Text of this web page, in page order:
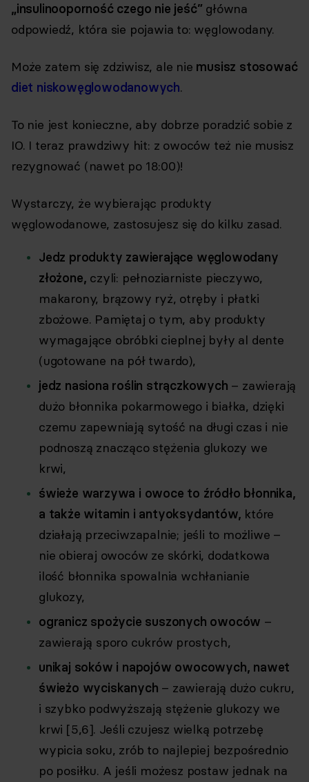
„insulinooporność czego nie jeść”główna
odpowiedź, która sie pojawia to: węglowodany.
Może zatem się zdziwisz, ale nie musisz stosować
diet niskowęglowodanowych.
To nie jest konieczne, aby dobrze poradzić sobie z
IO. I teraz prawdziwy hit: z owoców też nie musisz
rezygnować (nawet po 18:00)!
Wystarczy, że wybierając produkty
węglowodanowe, zastosujesz się do kilku zasad.
Jedz produkty zawierające węglowodany
złożone, czyli: pełnoziarniste pieczywo,
makarony, brązowy ryż, otręby i płatki
zbożowe. Pamiętaj o tym, aby produkty
wymagające obróbki cieplnej były al dente
(ugotowane na pół twardo),
jedz nasiona roślin strączkowych – zawierają
dużo błonnika pokarmowego i białka, dzięki
czemu zapewniają sytość na długi czas i nie
podnoszą znacząco stężenia glukozy we
krwi,
świeże warzywa i owoce to źródło błonnika,
a także witamin i antyoksydantów, które
działają przeciwzapalnie; jeśli to możliwe –
nie obieraj owoców ze skórki, dodatkowa
ilość błonnika spowalnia wchłanianie
glukozy,
ogranicz spożycie suszonych owoców –
zawierają sporo cukrów prostych,
unikaj soków i napojów owocowych, nawet
świeżo wyciskanych – zawierają dużo cukru,
i szybko podwyższają stężenie glukozy we
krwi [5,6]. Jeśli czujesz wielką potrzebę
wypicia soku, zrób to najlepiej bezpośrednio
po posiłku. A jeśli możesz postaw jednak na